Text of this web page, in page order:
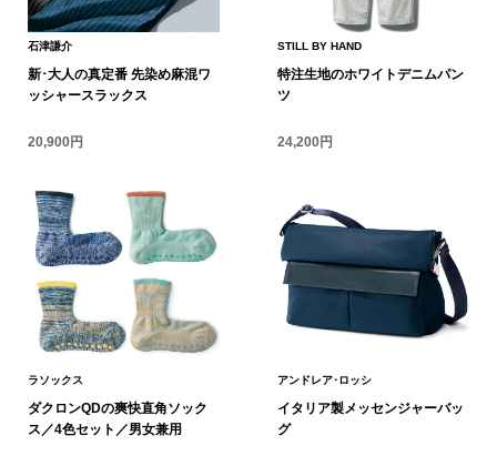
アクセサリー
ン雑貨
シューズ
スリップオン
レースアップ
石津謙介
新･大人の真定番 先染め麻混ワ
ッシャースラックス
20,900円
STILL BY HAND
特注生地のホワイトデニムパン
ツ
24,200円
ラソックス
ダクロンQDの爽快直角ソック
ス／4色セット／男女兼用
アンドレア･ロッシ
イタリア製メッセンジャーバッ
グ